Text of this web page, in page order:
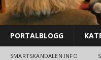
PORTALBLOGG
SMARTSKANDALEN.INFO